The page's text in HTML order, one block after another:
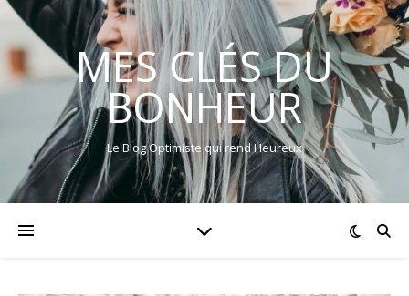
MES CLÉS DU
BONHEUR
Le Blog Optimiste qui rend Heureux